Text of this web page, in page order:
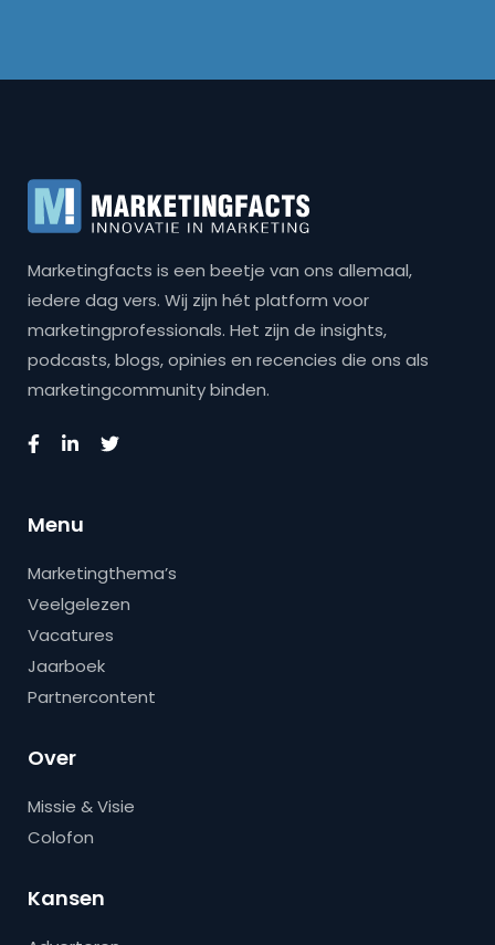
Marketingfacts is een beetje van ons allemaal,
iedere dag vers. Wij zijn hét platform voor
marketingprofessionals. Het zijn de insights,
podcasts, blogs, opinies en recencies die ons als
marketingcommunity binden.
Menu
Marketingthema’s
Veelgelezen
Vacatures
Jaarboek
Partnercontent
Over
Missie & Visie
Colofon
Kansen